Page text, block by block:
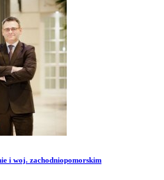
i woj. zachodniopomorskim